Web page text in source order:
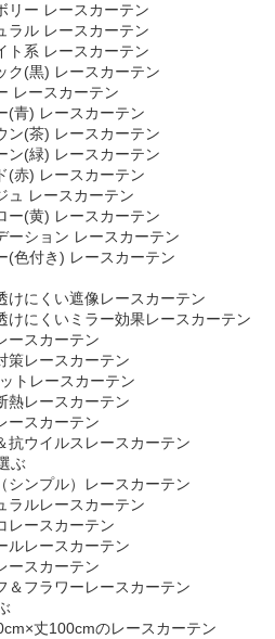
リー レースカーテン
ラル レースカーテン
ト系 レースカーテン
ク(黒) レースカーテン
レースカーテン
(青) レースカーテン
ン(茶) レースカーテン
ン(緑) レースカーテン
(赤) レースカーテン
ュ レースカーテン
ー(黄) レースカーテン
ーション レースカーテン
(色付き) レースカーテン
けにくい遮像レースカーテン
けにくいミラー効果レースカーテン
ースカーテン
策レースカーテン
トレースカーテン
熱レースカーテン
ースカーテン
抗ウイルスレースカーテン
ぶ
シンプル）レースカーテン
ラルレースカーテン
レースカーテン
ルレースカーテン
ースカーテン
＆フラワーレースカーテン
丈100cmのレースカーテン